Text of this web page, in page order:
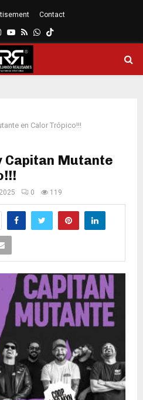
Contact
Instagram
Youtube
RssWhatsapp
en Calor Trópico!!!
Capitan Mutante
0 119